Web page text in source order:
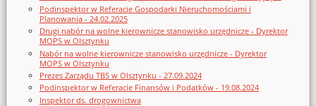
Podinspektor w Referacie Gospodarki Nieruchomościami i
Planowania - 24.02.2025
Drugi nabór na wolne kierownicze stanowisko urzędnicze - Dyrektor
MOPS w Olsztynku
Nabór na wolne kierownicze stanowisko urzędnicze - Dyrektor
MOPS w Olsztynku
Prezes Zarządu TBS w Olsztynku - 27.09.2024
Podinspektor w Referacie Finansów i Podatków - 19.08.2024
Inspektor ds. drogownictwa